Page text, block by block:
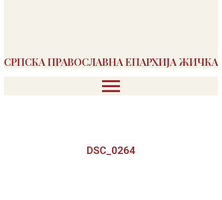
СРПСКА ПРАВОСЛАВНА ЕПАРХИЈА ЖИЧКА
DSC_0264